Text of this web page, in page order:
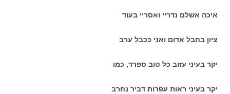
איכה אשלם נדריי ואסריי בעוד
ציון בחבל אדום ואני ככבל ערב
יקר בעיני עזוב כל טוב ספרד, כמו
יקר בעיני ראות עפרות דביר נחרב